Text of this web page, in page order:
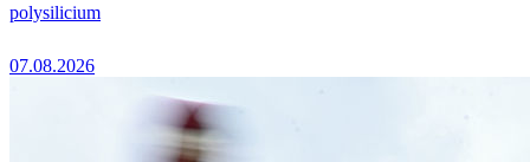
polysilicium
07.08.2026